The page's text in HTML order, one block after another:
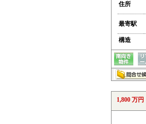
住所
最寄駅
構造
1,800 万円